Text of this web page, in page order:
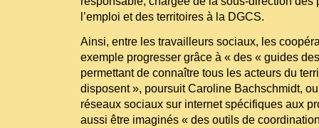
l’emploi et des territoires à la DGCS.
Ainsi, entre les travailleurs sociaux, les
exemple progresser grâce à « des « guides
permettant de connaître tous les acteurs du
disposent », poursuit Caroline Bachschmidt,
réseaux sociaux sur internet spécifiques aux
aussi être imaginés « des outils de